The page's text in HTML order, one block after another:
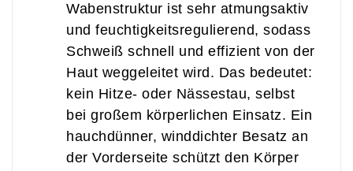
Wabenstruktur ist sehr atmungsaktiv
und feuchtigkeitsregulierend, sodass
Schweiß schnell und effizient von der
Haut weggeleitet wird. Das bedeutet:
kein Hitze- oder Nässestau, selbst
bei großem körperlichen Einsatz. Ein
hauchdünner, winddichter Besatz an
der Vorderseite schützt den Körper